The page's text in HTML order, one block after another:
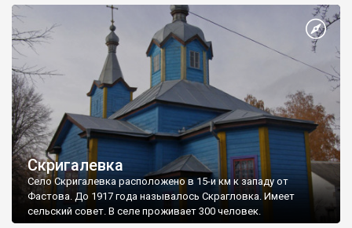
Место - удивительно живописное, а пейзажи вокруг -
невероятно увлекательные.
Скригалевка
Село Скригалевка расположено в 15-и км к западу от
Фастова. До 1917 года называлось Скрагловка. Имеет
сельский совет. В селе проживает 300 человек.